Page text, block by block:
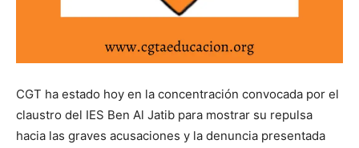
CGT ha estado hoy en la concentración convocada por el
claustro del IES Ben Al Jatib para mostrar su repulsa
hacia las graves acusaciones y la denuncia presentada